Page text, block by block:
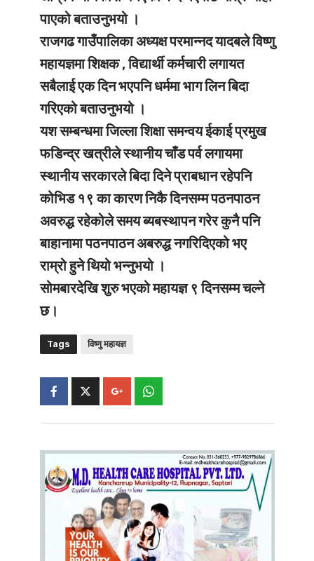
पाएको बताउनुभयो ।
राजगढ गाउँपालिका अध्यक्ष परमान्नद यादबले विष्णु
महायज्ञमा शिक्षक , विद्यार्थी कर्मचारी लगायत
सबैलाई एक दिन भएपनि धर्ममा भाग लिन बिदा
गरिएको बताउनुभयो ।
यश सम्बन्धमा जिल्ला शिक्षा समन्वय ईकाई प्रमुख
फडिन्द्र खत्रीले स्थानीय चाँड पर्व लगायमा
स्थानीय सरकारले बिदा दिने प्राबधान रहेपनि
कोभिड १९ का कारण निकै दिनसम्म पठनपाठन
अवरुद्ध रहेकोले समय ब्यबस्थापन गरेर कुनै पनि
बाहानामा पठनपाठन अबरुद्ध नगरिदिएको भए
राम्रो हुने थियो भन्नुभयो ।
सोमबारदेखि शुरु भएको महायज्ञ ९ दिनसम्म चल्ने
छ।
Tags विष्णु महायज्ञ